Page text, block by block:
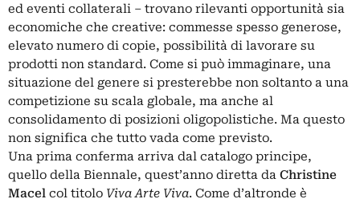
ed eventi collaterali – trovano rilevanti opportunità sia
economiche che creative: commesse spesso generose,
elevato numero di copie, possibilità di lavorare su
prodotti non standard. Come si può immaginare, una
situazione del genere si presterebbe non soltanto a una
competizione su scala globale, ma anche al
consolidamento di posizioni oligopolistiche. Ma questo
non significa che tutto vada come previsto.
Una prima conferma arriva dal catalogo principe,
quello della Biennale, quest’anno diretta da Christine
Macel col titolo Viva Arte Viva. Come d’altronde è